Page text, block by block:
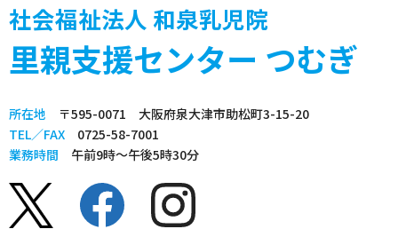
社会福祉法人 和泉乳児院
里親支援センター つむぎ
所在地
〒595-0071 大阪府泉大津市助松町3-15-20
TEL／FAX
0725-58-7001
業務時間
午前9時～午後5時30分